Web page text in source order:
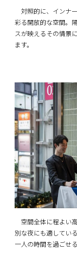
対照的に、インナ
彩る開放的な空間。
スが映えるその情景
ます。
空間全体に程よい
別な夜にも適してい
一人の時間を過ごせ